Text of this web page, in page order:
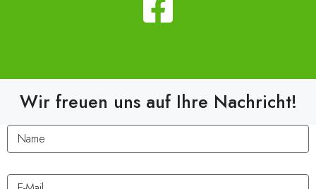
Wir freuen uns auf Ihre Nachricht!